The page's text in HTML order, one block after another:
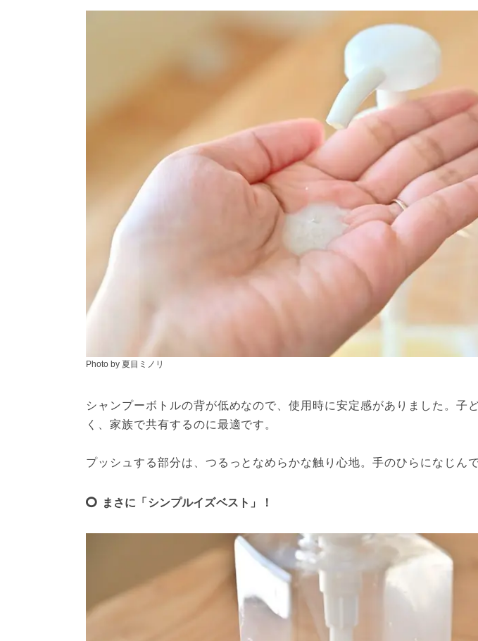
Photo by 夏目ミノリ
シャンプーボトルの背が低めなので、使用時に安定感がありました。子
く、家族で共有するのに最適です。
プッシュする部分は、つるっとなめらかな触り心地。手のひらになじん
まさに「シンプルイズベスト」！